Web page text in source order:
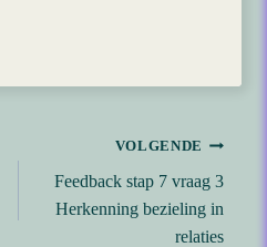
VOLGENDE
Feedback stap 7 vraag 3
Herkenning bezieling in
relaties